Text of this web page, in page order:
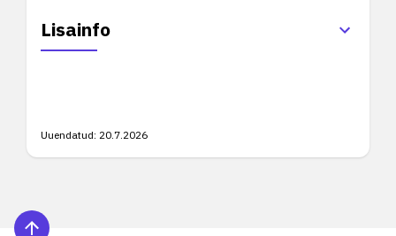
Lisainfo
Uuendatud: 20.7.2026